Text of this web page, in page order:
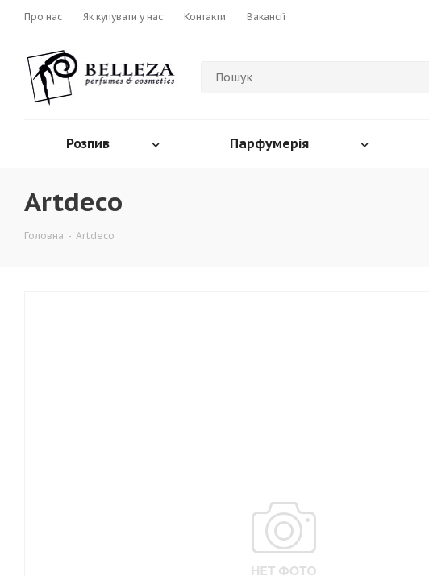
Про нас Як купувати у нас Контакти Вакансії
Розпив Парфумерія
Artdeco
Головна - Artdeco